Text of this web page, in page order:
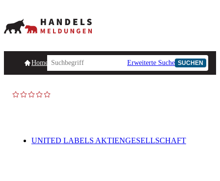
HomepageHandelsmeldungen Ad-Hoc-Meldungen
Erweiterte Suche SUCHEN
UNITED LABELS AKTIENGESELLSCHAFT